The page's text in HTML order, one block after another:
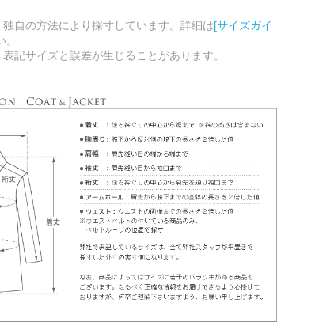
自の方法により採寸しています。詳細は[サイズガイ
記サイズと誤差が生じることがあります。